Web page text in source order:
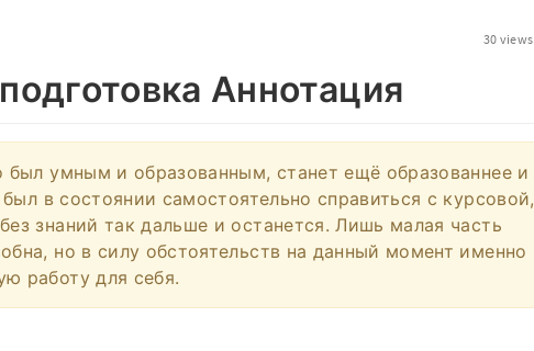
30 views
Аннотация
умным и образованным, станет ещё образованнее и
в состоянии самостоятельно справиться с курсовой,
знаний так дальше и останется. Лишь малая часть
но в силу обстоятельств на данный момент именно
работу для себя.